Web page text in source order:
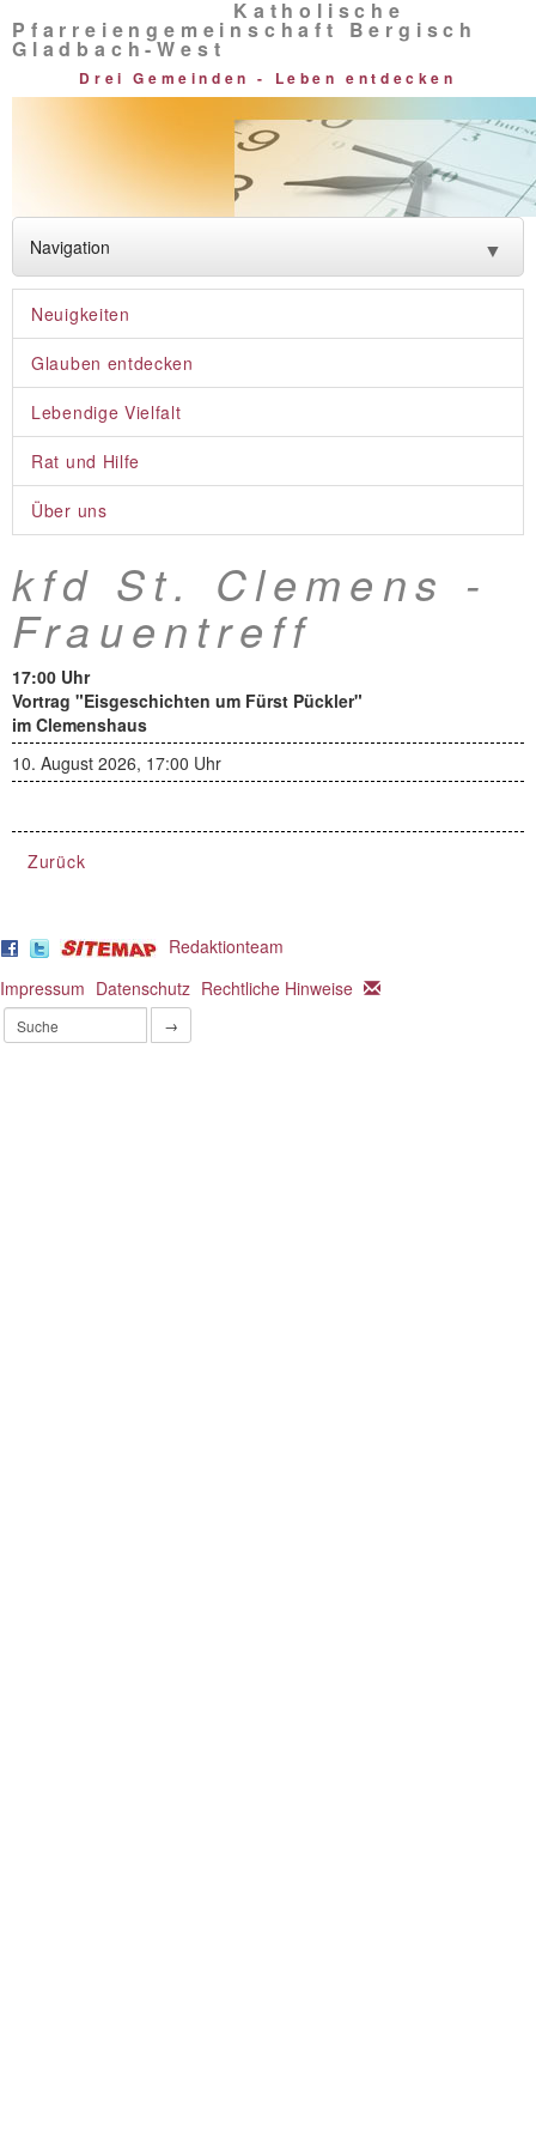
Katholische
Pfarreiengemeinschaft Bergisch
Gladbach-West
Drei Gemeinden - Leben entdecken
Navigation ▼
Glauben entdecken
Lebendige Vielfalt
Rat und Hilfe
Über uns
Neuigkeiten
Glauben entdecken
Lebendige Vielfalt
Rat und Hilfe
Über uns
kfd St. Clemens -
Frauentreff
17:00 Uhr
Vortrag "Eisgeschichten um Fürst Pückler"
im Clemenshaus
10. August 2026, 17:00 Uhr
Zurück
Redaktionteam
Impressum Datenschutz Rechtliche Hinweise
→